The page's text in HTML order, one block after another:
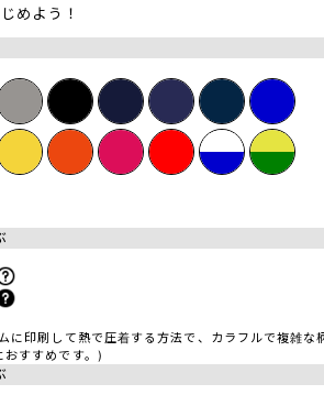
めよう！
に印刷して熱で圧着する方法で、カラフルで複雑な
おすすめです。)